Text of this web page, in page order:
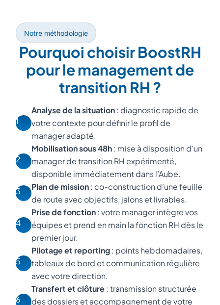
Notre méthodologie
Pourquoi choisir BoostRH
pour le management de
transition RH ?
1
Analyse de la situation: diagnostic rapide de
votre contexte pour définir le profil de
manager adapté.
2
Mobilisation sous 48h: mise à disposition d’un
manager de transition RH expérimenté,
disponible immédiatement dans l’Aube.
3
Plan de mission: co-construction d’une feuille
de route avec objectifs, jalons et livrables.
4
Prise de fonction: votre manager intègre vos
équipes et prend en main la fonction RH dès le
premier jour.
5
Pilotage et reporting: points hebdomadaires,
tableaux de bord et communication régulière
avec votre direction.
6
Transfert et clôture: transmission structurée
des dossiers et accompagnement de votre